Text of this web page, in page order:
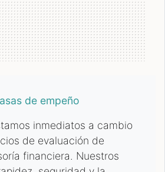
de empeño
inmediatos a cambio
de evaluación de
financiera. Nuestros